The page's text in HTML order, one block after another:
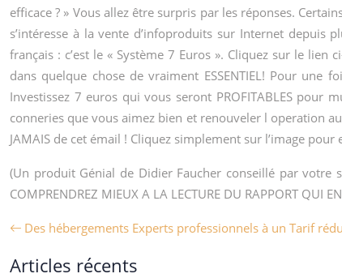
efficace ? » Vous allez être surpris par les réponses.
s’intéresse à la vente d’infoproduits sur Internet
français : c’est le « Système 7 Euros ». Cliquez sur le
dans quelque chose de vraiment ESSENTIEL! Pour une
Investissez 7 euros qui vous seront PROFITABLES
conneries que vous aimez bien et renouveler l operation
JAMAIS de cet émail ! Cliquez simplement sur l’image
(Un produit Génial de Didier Faucher conseillé par votre
COMPRENDREZ MIEUX A LA LECTURE DU RAPPORT QUI
Des hébergements Experts professionnels à un Tarif
Articles récents